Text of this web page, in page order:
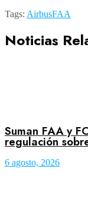
Tags: AirbusFAA
Noticias
Suman FAA y
regulación
6 agosto, 2026